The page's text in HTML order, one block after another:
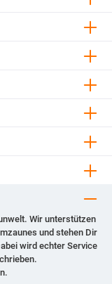
Wir unterstützen
und stehen Dir
wird echter Service